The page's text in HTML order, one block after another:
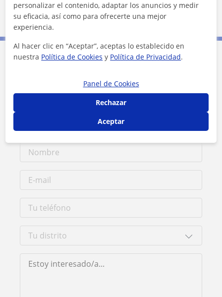
500 m
2000 ft
Leaflet | ©OpenStreetMap
Tarifa 20€/h
personalizar el contenido, adaptar los anuncios y medir
su eficacia, así como para ofrecerte una mejor
experiencia.
Al hacer clic en “Aceptar”, aceptas lo establecido en
nuestra Política de Cookies y Política de Privacidad.
Panel de Cookies
Rechazar
Aceptar